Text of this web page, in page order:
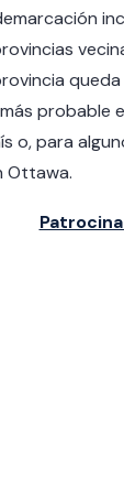
probable
o, para
Ottawa.